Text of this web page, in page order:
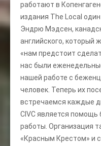
работают в
издания The Local
Эндрю Мэдсен,
английского, который
«нам предстоит
нас были
нашей работе с
человек. Теперь их
встречаемся каждые
CIVC является
работы. Организация
«Красным Крестом» и